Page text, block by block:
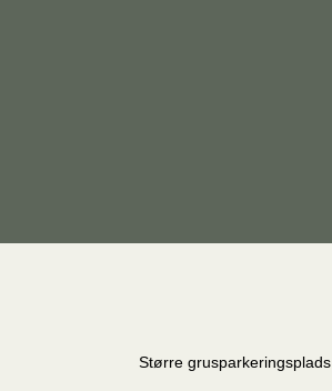
Større grusparkeringsplads